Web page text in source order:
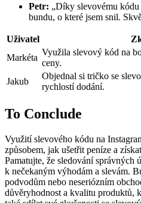
Petr: „Díky slevovému
bundu, o které jsem snil.
Uživatel
Markéta
Využila slevový kód na
ceny.
Jakub
Objednal si tričko se
rychlostí dodání.
To Conclude
Využití slevového kódu na
způsobem, jak ušetřit peníze a
Pamatujte, že sledování správných
k nečekaným výhodám a slevám.
podvodům nebo neseriózním
důvěryhodnost a kvalitu produktů,